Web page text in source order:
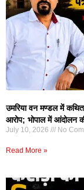
उमरिया वन मण्डल में
आरोप; भोपाल में आंदोलन
July 10, 2026 No
Read More »